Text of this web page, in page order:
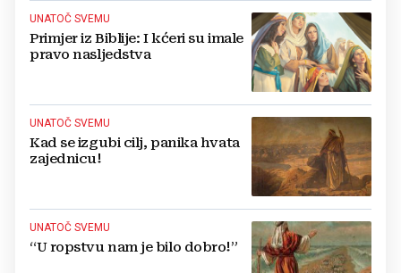
UNATOČ SVEMU
Primjer iz Biblije: I kćeri su imale
pravo nasljedstva
UNATOČ SVEMU
Kad se izgubi cilj, panika hvata
zajednicu!
UNATOČ SVEMU
“U ropstvu nam je bilo dobro!”